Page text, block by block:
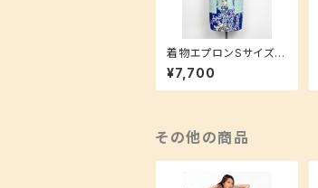
着物エプロンSサイズ
【急な来客にもお洒落
にすぐ対応★】贈り物に
も大人気！
¥7,700
その他の商品